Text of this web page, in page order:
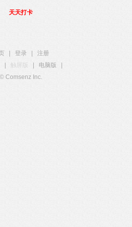
天天打卡
登录
注册
触屏版 电脑版
© Comsenz Inc.